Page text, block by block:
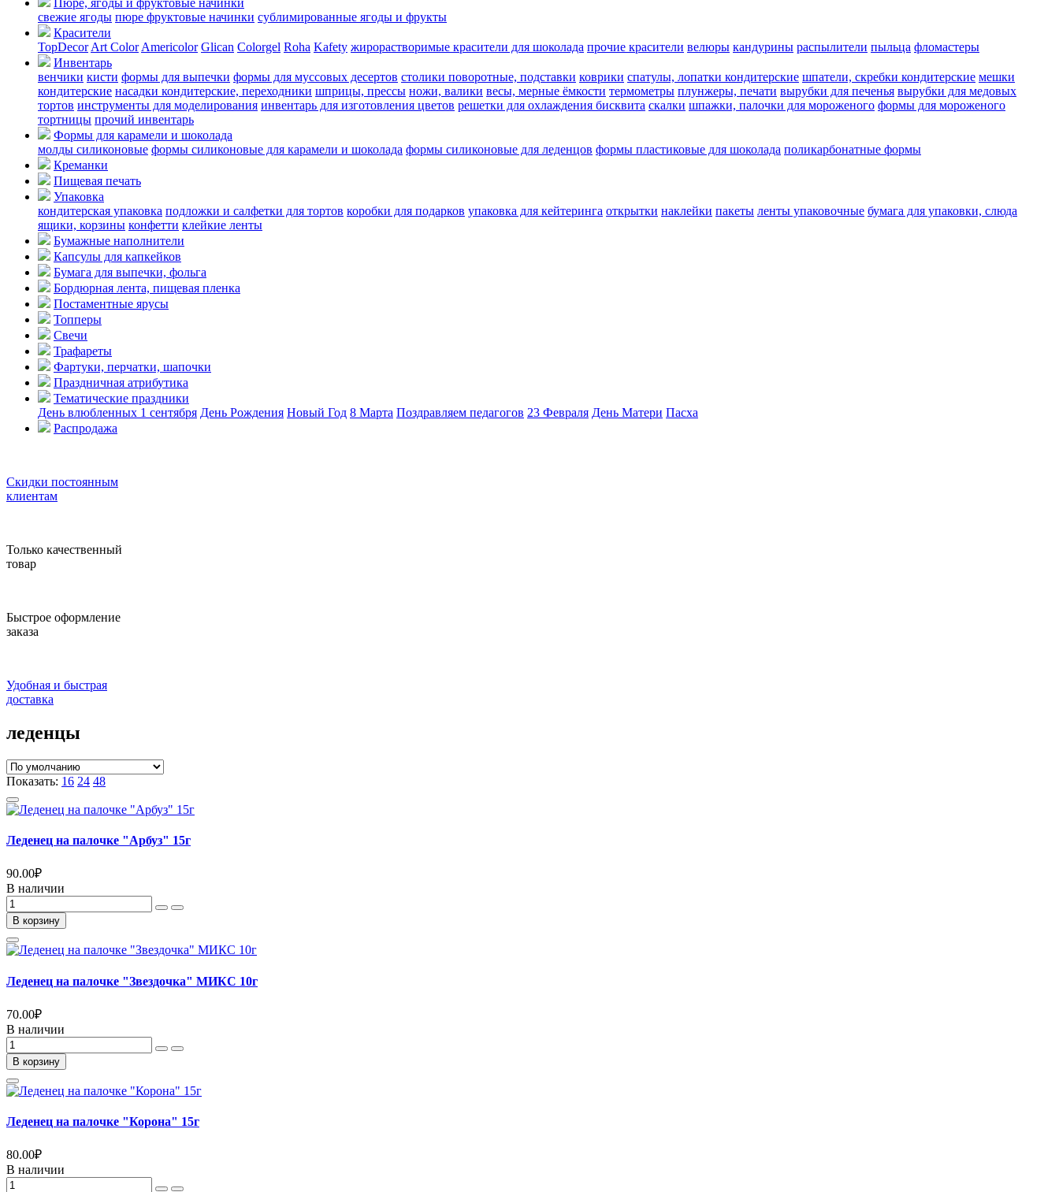
Пюре, ягоды и фруктовые начинки
свежие ягоды пюре фруктовые начинки сублимированные ягоды и фрукты
Красители
TopDecor Art Color Americolor Glican Colorgel Roha Kafety жирорастворимые красители для шоколада прочие красители велюры кандурины распылители пыльца фломастеры
Инвентарь
венчики кисти формы для выпечки формы для муссовых десертов столики поворотные, подставки коврики cпатулы, лопатки кондитерские шпатели, скребки кондитерские мешки
кондитерские насадки кондитерские, переходники шприцы, прессы ножи, валики весы, мерные ёмкости термометры плунжеры, печати вырубки для печенья вырубки для медовых
тортов инструменты для моделирования инвентарь для изготовления цветов решетки для охлаждения бисквита скалки шпажки, палочки для мороженого формы для мороженого
тортницы прочий инвентарь
Формы для карамели и шоколада
молды силиконовые формы силиконовые для карамели и шоколада формы силиконовые для леденцов формы пластиковые для шоколада поликарбонатные формы
Креманки
Пищевая печать
Упаковка
кондитерская упаковка подложки и салфетки для тортов коробки для подарков упаковка для кейтеринга открытки наклейки пакеты ленты упаковочные бумага для упаковки, слюда
ящики, корзины конфетти клейкие ленты
Бумажные наполнители
Капсулы для капкейков
Бумага для выпечки, фольга
Бордюрная лента, пищевая пленка
Постаментные ярусы
Топперы
Свечи
Трафареты
Фартуки, перчатки, шапочки
Праздничная атрибутика
Тематические праздники
День влюбленных 1 сентября День Рождения Новый Год 8 Марта Поздравляем педагогов 23 Февраля День Матери Пасха
Распродажа
Скидки постоянным
клиентам
Только качественный
товар
Быстрое оформление
заказа
Удобная и быстрая
доставка
леденцы
Показать: 16 24 48
Леденец на палочке "Арбуз" 15г
90.00₽
В наличии
В корзину
Леденец на палочке "Звездочка" МИКС 10г
70.00₽
В наличии
В корзину
Леденец на палочке "Корона" 15г
80.00₽
В наличии